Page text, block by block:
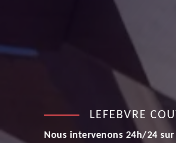
LEFEBVRE
Nous intervenons 24h/24